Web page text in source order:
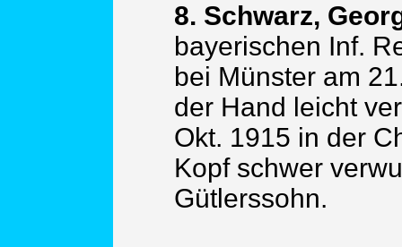
8. Schwarz,
bayerischen Inf.
bei Münster am
der Hand leicht
Okt. 1915 in der
Kopf schwer
Gütlerssohn.